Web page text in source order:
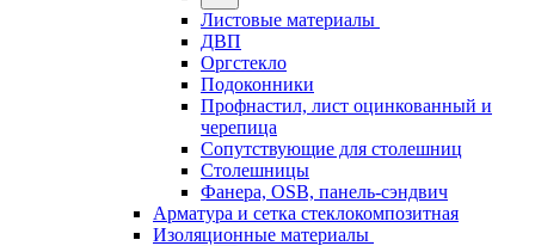
Листовые материалы
ДВП
Оргстекло
Подоконники
Профнастил, лист оцинкованный и
черепица
Сопутствующие для столешниц
Столешницы
Фанера, OSB, панель-сэндвич
Арматура и сетка стеклокомпозитная
Изоляционные материалы